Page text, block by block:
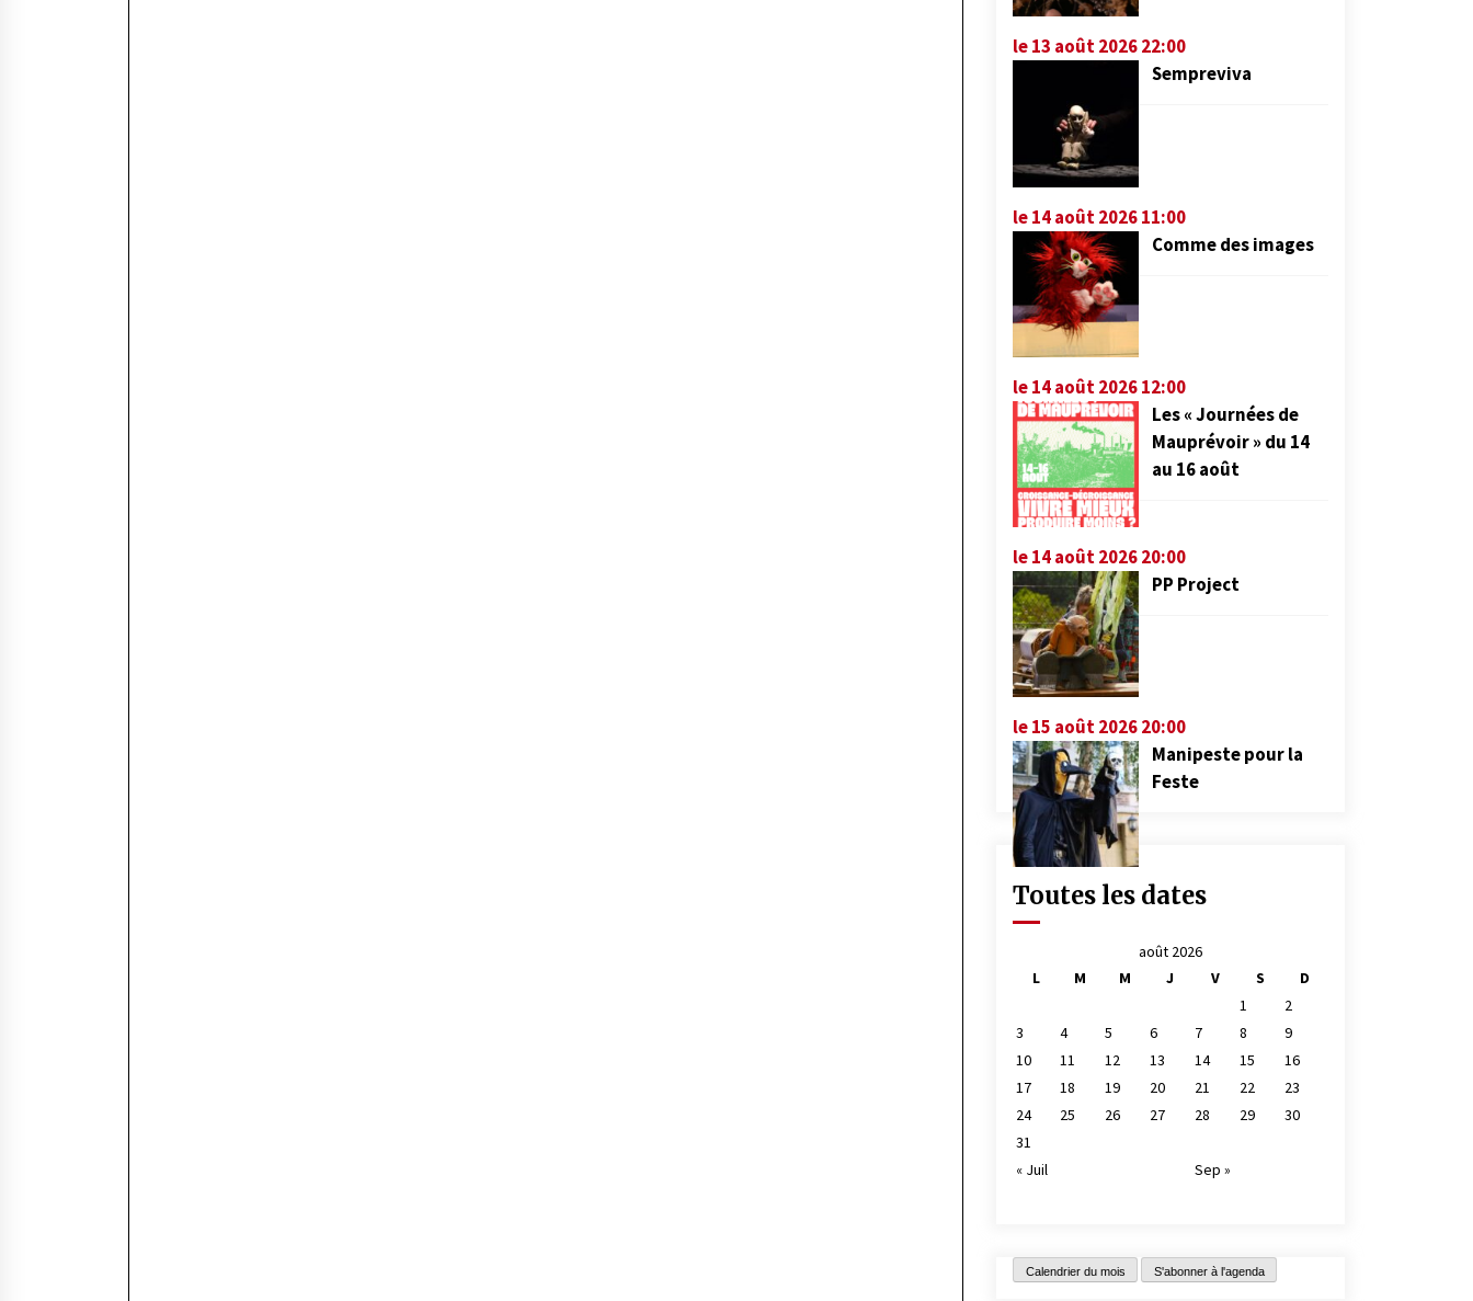
le 13 août 2026 22:00
Sempreviva
le 14 août 2026 11:00
Comme des images
le 14 août 2026 12:00
Les « Journées de
Mauprévoir » du 14
au 16 août
le 14 août 2026 20:00
PP Project
le 15 août 2026 20:00
Manipeste pour la
Feste
Toutes les dates
août 2026
L
M M J V S
D
1
2
3
4 5 6 7 8
9
10
11 12 13 14 15
16
17
18 19 20 21 22
23
24
25 26 27 28 29
30
31
« Juil
Sep »
Calendrier du mois S'abonner à l'agenda